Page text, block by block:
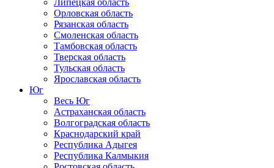
Липецкая область
Орловская область
Рязанская область
Смоленская область
Тамбовская область
Тверская область
Тульская область
Ярославская область
Юг
Весь Юг
Астраханская область
Волгоградская область
Краснодарский край
Республика Адыгея
Республика Калмыкия